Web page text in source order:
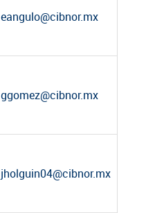
eangulo@cibnor.mx
ggomez@cibnor.mx
jholguin04@cibnor.mx